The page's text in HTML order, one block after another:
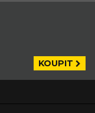
KOUPIT